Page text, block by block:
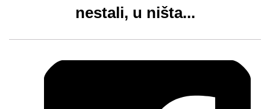
nestali, u ništa...